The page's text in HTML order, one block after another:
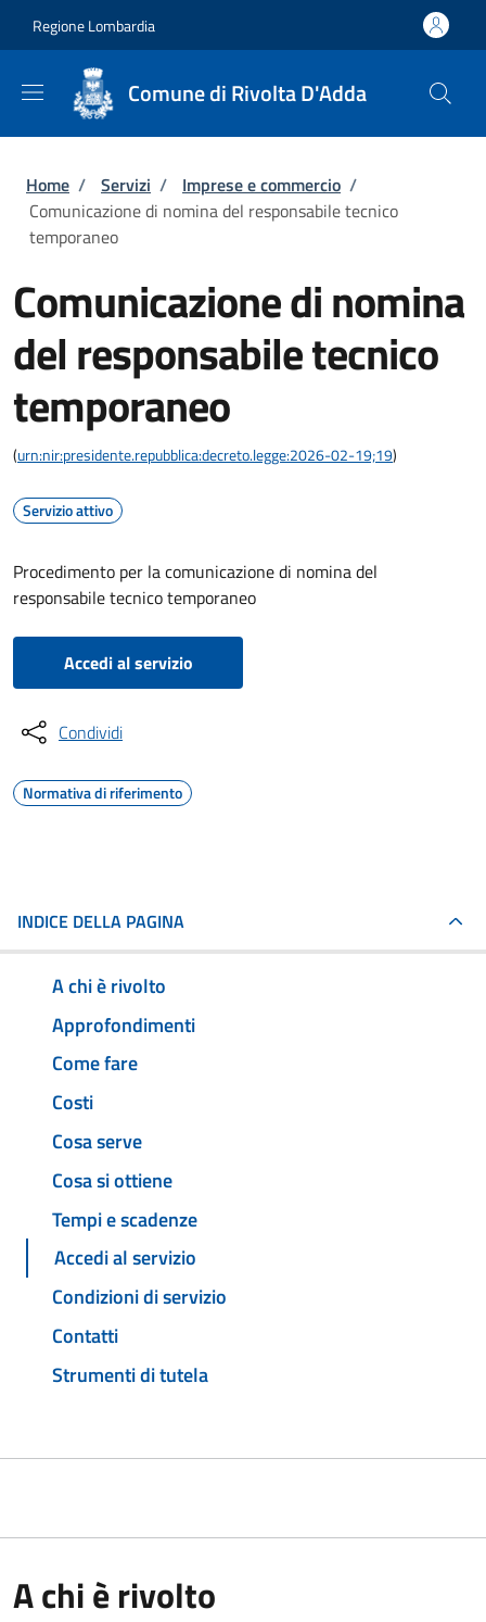
Regione Lombardia
Comune di Rivolta D'Adda
Briciole di pane
Home / Servizi / Imprese e commercio /
Comunicazione di nomina del responsabile tecnico
temporaneo
Comunicazione di nomina
del responsabile tecnico
temporaneo
(urn:nir:presidente.repubblica:decreto.legge:2026-02-19;19)
Servizio attivo
Procedimento per la comunicazione di nomina del
responsabile tecnico temporaneo
Accedi al servizio
Condividi
Normativa di riferimento
INDICE DELLA PAGINA
A chi è rivolto
Approfondimenti
Come fare
Costi
Cosa serve
Cosa si ottiene
Tempi e scadenze
Accedi al servizio
Condizioni di servizio
Contatti
Strumenti di tutela
A chi è rivolto